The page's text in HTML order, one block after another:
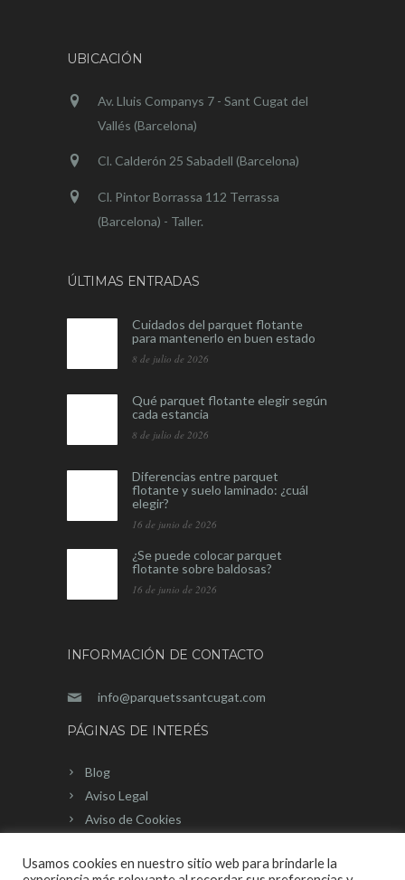
UBICACIÓN
Av. Lluis Companys 7 - Sant Cugat del
Vallés (Barcelona)
Cl. Calderón 25 Sabadell (Barcelona)
Cl. Pintor Borrassa 112 Terrassa
(Barcelona) - Taller.
ÚLTIMAS ENTRADAS
Cuidados del parquet flotante
para mantenerlo en buen estado
8 de julio de 2026
Qué parquet flotante elegir según
cada estancia
8 de julio de 2026
Diferencias entre parquet
flotante y suelo laminado: ¿cuál
elegir?
16 de junio de 2026
¿Se puede colocar parquet
flotante sobre baldosas?
16 de junio de 2026
INFORMACIÓN DE CONTACTO
info@parquetssantcugat.com
PÁGINAS DE INTERÉS
Blog
Aviso Legal
Aviso de Cookies
Usamos cookies en nuestro sitio web para brindarle la